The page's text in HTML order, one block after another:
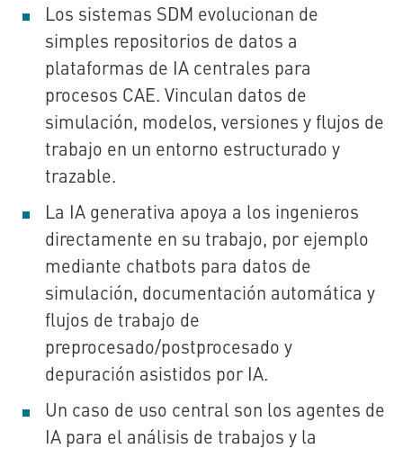
Los sistemas SDM evolucionan de
simples repositorios de datos a
plataformas de IA centrales para
procesos CAE. Vinculan datos de
simulación, modelos, versiones y flujos de
trabajo en un entorno estructurado y
trazable.
La IA generativa apoya a los ingenieros
directamente en su trabajo, por ejemplo
mediante chatbots para datos de
simulación, documentación automática y
flujos de trabajo de
preprocesado/postprocesado y
depuración asistidos por IA.
Un caso de uso central son los agentes de
IA para el análisis de trabajos y la